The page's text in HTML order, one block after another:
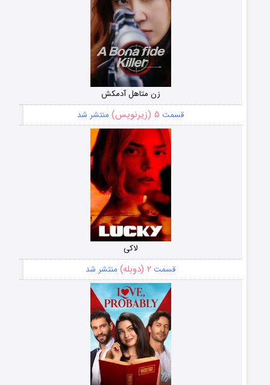
زن متاهل آدمکش
قسمت ۵ (زیرنویس) منتشر شد
لاکی
قسمت ۲ (دوبله) منتشر شد